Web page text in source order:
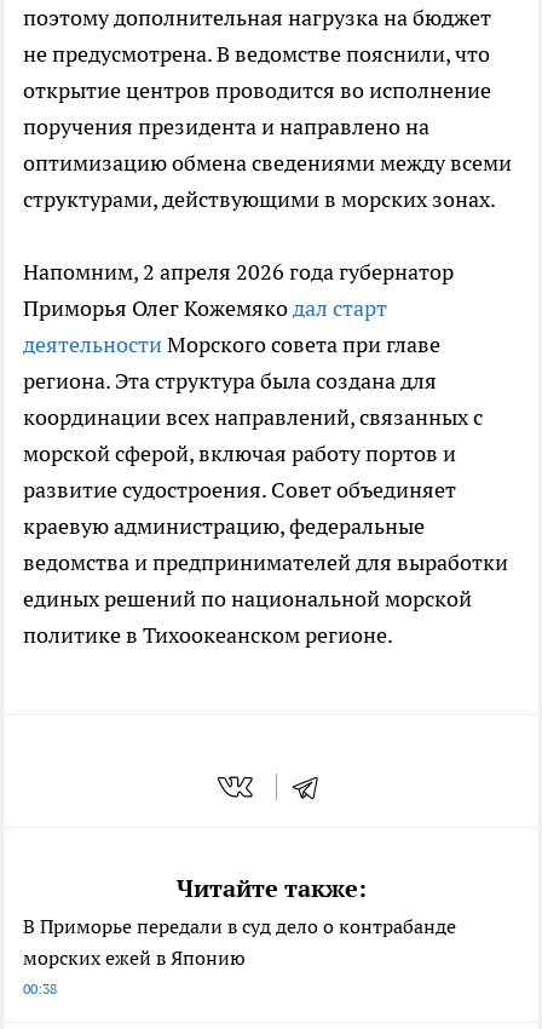
поэтому дополнительная нагрузка на бюджет
не предусмотрена. В ведомстве пояснили, что
открытие центров проводится во исполнение
поручения президента и направлено на
оптимизацию обмена сведениями между всеми
структурами, действующими в морских зонах.
Напомним, 2 апреля 2026 года губернатор
Приморья Олег Кожемякодал старт
деятельностиМорского совета при главе
региона. Эта структура была создана для
координации всех направлений, связанных с
морской сферой, включая работу портов и
развитие судостроения. Совет объединяет
краевую администрацию, федеральные
ведомства и предпринимателей для выработки
единых решений по национальной морской
политике в Тихоокеанском регионе.
Читайте также:
В Приморье передали в суд дело о контрабанде
морских ежей в Японию
00:38